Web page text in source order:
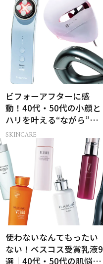
ビフォーアフターに感
動！40代・50代の小顔と
ハリを叶える“ながら”美
顔器3選
SKINCARE
使わないなんてもったい
ない！ベスコス受賞乳液9
選｜40代・50代の肌悩み